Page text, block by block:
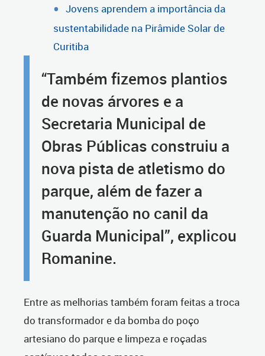
Jovens aprendem a importância da
sustentabilidade na Pirâmide Solar de
Curitiba
“Também fizemos plantios
de novas árvores e a
Secretaria Municipal de
Obras Públicas construiu a
nova pista de atletismo do
parque, além de fazer a
manutenção no canil da
Guarda Municipal”, explicou
Romanine.
Entre as melhorias também foram feitas a troca
do transformador e da bomba do poço
artesiano do parque e limpeza e roçadas